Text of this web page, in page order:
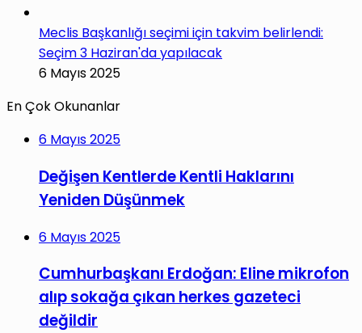
Meclis Başkanlığı seçimi için takvim belirlendi:
Seçim 3 Haziran'da yapılacak
6 Mayıs 2025
En Çok Okunanlar
6 Mayıs 2025
Değişen Kentlerde Kentli Haklarını
Yeniden Düşünmek
6 Mayıs 2025
Cumhurbaşkanı Erdoğan: Eline mikrofon
alıp sokağa çıkan herkes gazeteci
değildir